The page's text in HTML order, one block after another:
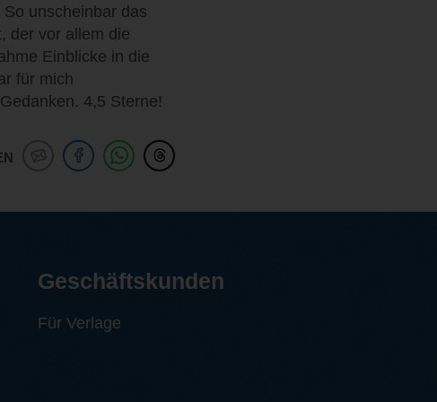
unscheinbar das
der vor allem die
Einblicke in die
für mich
4,5 Sterne!
Geschäftskunden
Für Verlage